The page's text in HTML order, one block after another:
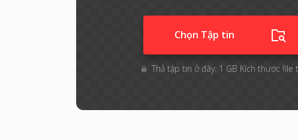
Chọn Tập tin
Thả tập tin ở đây. 1 GB Kích thước file